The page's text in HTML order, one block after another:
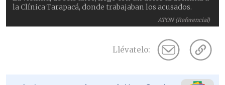
ATON (Referencial)
la Clínica Tarapacá, donde trabajaban los acusados.
Llévatelo: